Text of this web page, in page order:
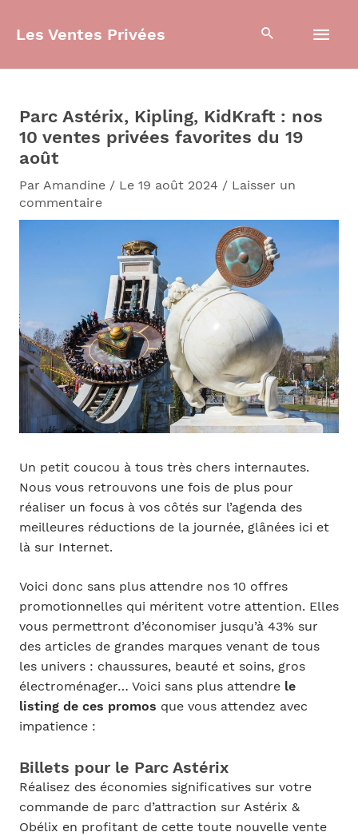
Les Ventes Privées
Parc Astérix, Kipling, KidKraft : nos
10 ventes privées favorites du 19
août
Par Amandine / Le 19 août 2024 / Laisser un
commentaire
Un petit coucou à tous très chers internautes.
Nous vous retrouvons une fois de plus pour
réaliser un focus à vos côtés sur l’agenda des
meilleures réductions de la journée, glânées ici et
là sur Internet.
Voici donc sans plus attendre nos 10 offres
promotionnelles qui méritent votre attention. Elles
vous permettront d’économiser jusqu’à 43% sur
des articles de grandes marques venant de tous
les univers : chaussures, beauté et soins, gros
électroménager… Voici sans plus attendre le
listing de ces promos que vous attendez avec
impatience :
Billets pour le Parc Astérix
Réalisez des économies significatives sur votre
commande de parc d’attraction sur Astérix &
Obélix en profitant de cette toute nouvelle vente